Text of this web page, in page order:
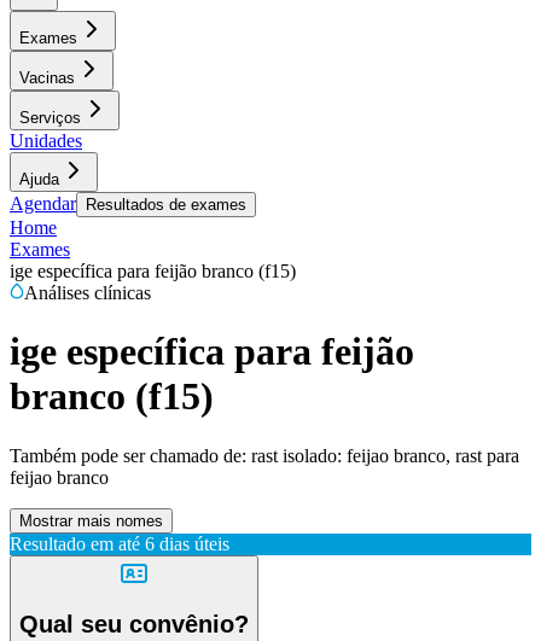
Exames
Vacinas
Serviços
Unidades
Ajuda
Agendar Resultados de exames
Home
Exames
ige específica para feijão branco (f15)
Análises clínicas
ige específica para feijão
branco (f15)
Também pode ser chamado de: rast isolado: feijao branco, rast para
feijao branco
Mostrar mais nomes
Resultado em até 6 dias úteis
Qual seu convênio?